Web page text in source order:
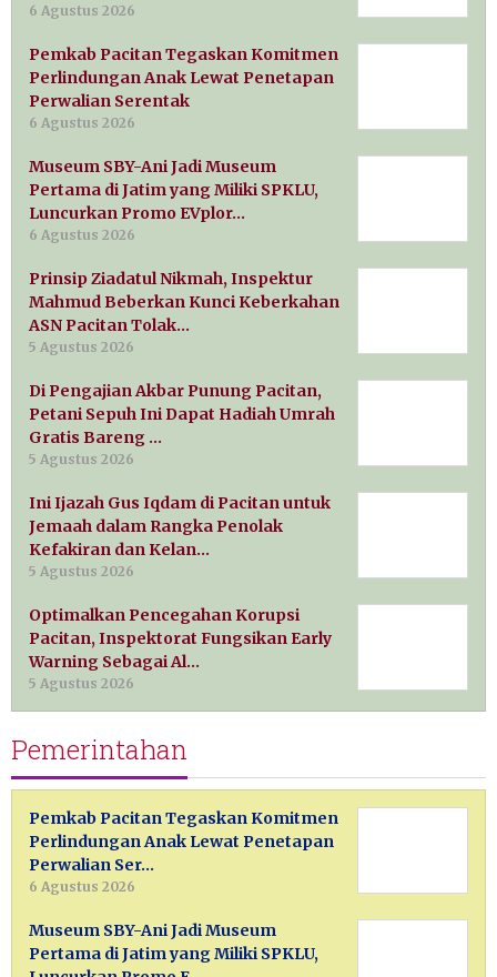
6 Agustus 2026
Pemkab Pacitan Tegaskan Komitmen
Perlindungan Anak Lewat Penetapan
Perwalian Serentak
6 Agustus 2026
Museum SBY-Ani Jadi Museum
Pertama di Jatim yang Miliki SPKLU,
Luncurkan Promo EVplor…
6 Agustus 2026
Prinsip Ziadatul Nikmah, Inspektur
Mahmud Beberkan Kunci Keberkahan
ASN Pacitan Tolak…
5 Agustus 2026
Di Pengajian Akbar Punung Pacitan,
Petani Sepuh Ini Dapat Hadiah Umrah
Gratis Bareng …
5 Agustus 2026
Ini Ijazah Gus Iqdam di Pacitan untuk
Jemaah dalam Rangka Penolak
Kefakiran dan Kelan…
5 Agustus 2026
Optimalkan Pencegahan Korupsi
Pacitan, Inspektorat Fungsikan Early
Warning Sebagai Al…
5 Agustus 2026
Pemerintahan
Pemkab Pacitan Tegaskan Komitmen
Perlindungan Anak Lewat Penetapan
Perwalian Ser…
6 Agustus 2026
Museum SBY-Ani Jadi Museum
Pertama di Jatim yang Miliki SPKLU,